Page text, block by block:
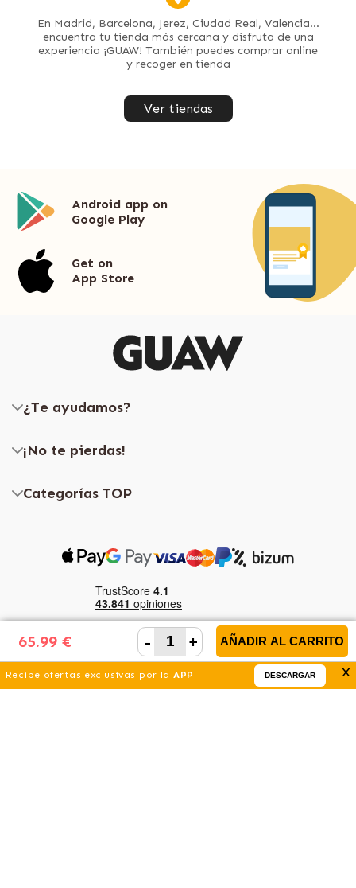
65.99 € - + AÑADIR AL CARRITO
En Madrid, Barcelona, Jerez, Ciudad Real, Valencia...
encuentra tu tienda más cercana y disfruta de una
experiencia ¡GUAW! También puedes comprar online
y recoger en tienda
Ver tiendas
Recibe ofertas exclusivas por laAPP DESCARGAR x
Android app on
Google Play
Get on
App Store
¿Te ayudamos?
¡No te pierdas!
Categorías TOP
Términos y Condiciones
Aviso legal